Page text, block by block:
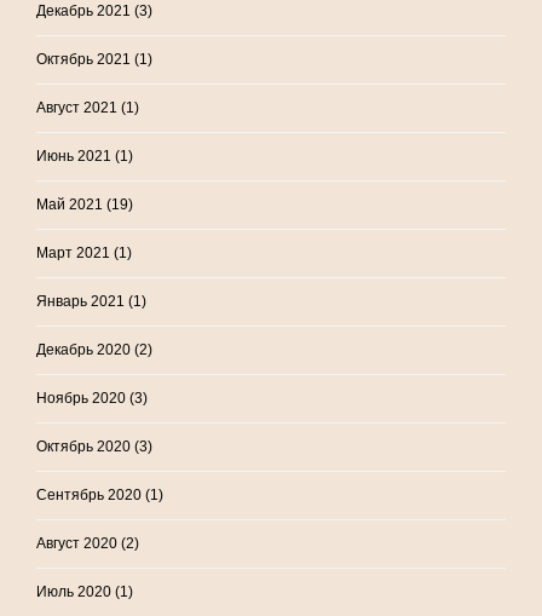
Декабрь 2021 (3)
Октябрь 2021 (1)
Август 2021 (1)
Июнь 2021 (1)
Май 2021 (19)
Март 2021 (1)
Январь 2021 (1)
Декабрь 2020 (2)
Ноябрь 2020 (3)
Октябрь 2020 (3)
Сентябрь 2020 (1)
Август 2020 (2)
Июль 2020 (1)